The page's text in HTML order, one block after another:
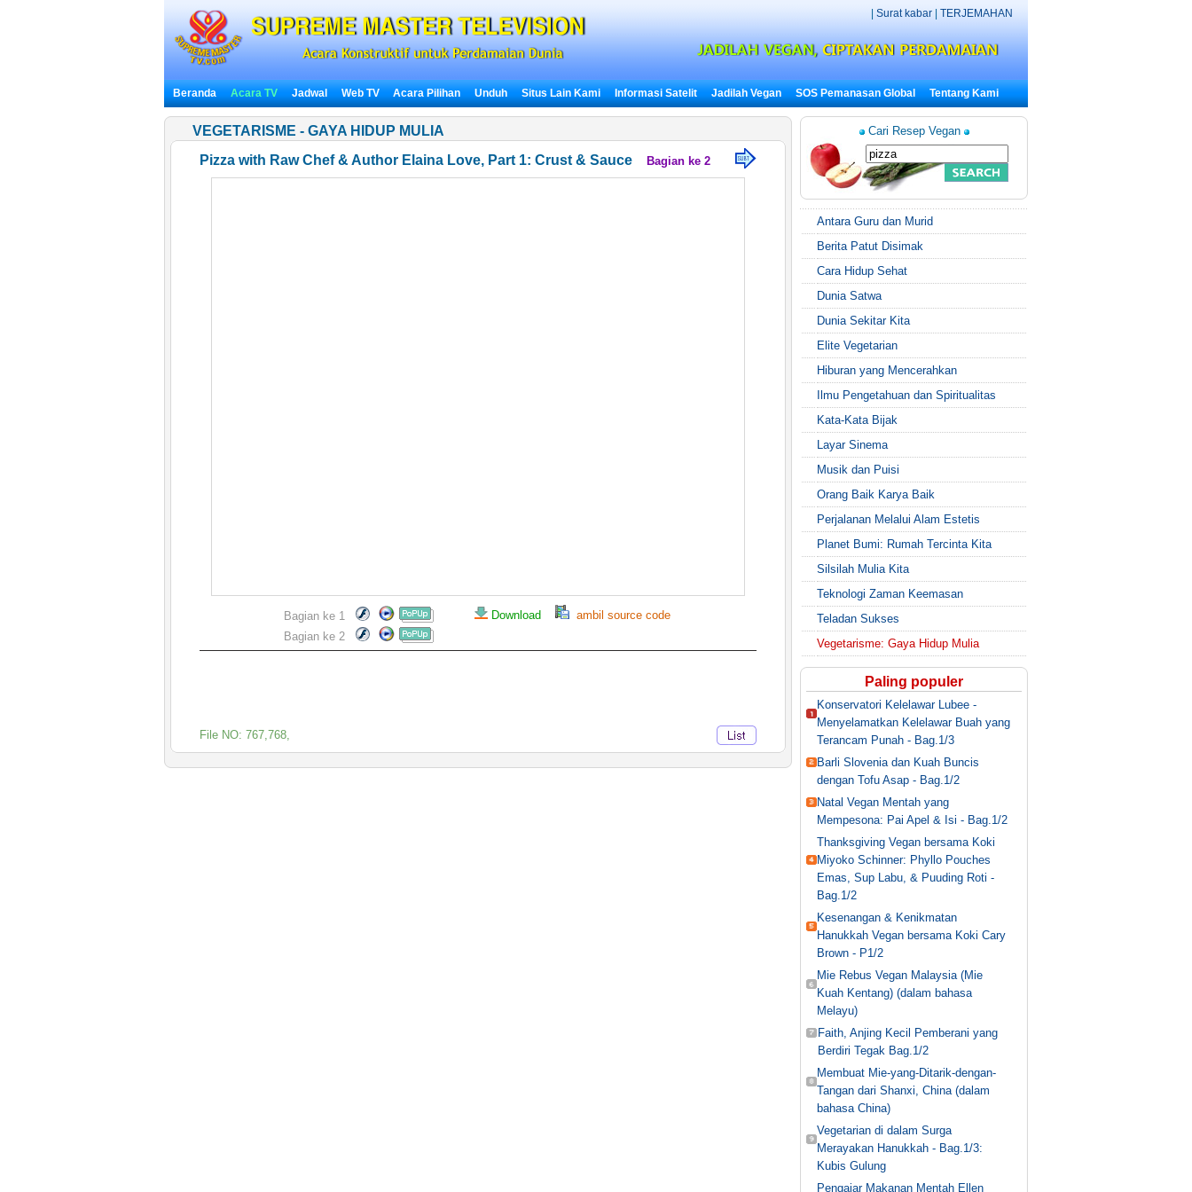
Surat kabar TERJEMAHAN
Beranda Acara TV Jadwal Web TV Acara Pilihan Unduh Situs Lain Kami Informasi Satelit Jadilah Vegan SOS Pemanasan Global Tentang Kami
VEGETARISME - GAYA HIDUP MULIA
Pizza with Raw Chef & Author Elaina Love, Part 1: Crust & Sauce Bagian ke 2
Bagian ke 1
Bagian ke 2
Download ambil source code
File NO: 767,768,
Cari Resep Vegan
Antara Guru dan Murid
Berita Patut Disimak
Cara Hidup Sehat
Dunia Satwa
Dunia Sekitar Kita
Elite Vegetarian
Hiburan yang Mencerahkan
Ilmu Pengetahuan dan Spiritualitas
Kata-Kata Bijak
Layar Sinema
Musik dan Puisi
Orang Baik Karya Baik
Perjalanan Melalui Alam Estetis
Planet Bumi: Rumah Tercinta Kita
Silsilah Mulia Kita
Teknologi Zaman Keemasan
Teladan Sukses
Vegetarisme: Gaya Hidup Mulia
Paling populer
Konservatori Kelelawar Lubee -
Menyelamatkan Kelelawar Buah yang
Terancam Punah - Bag.1/3
Barli Slovenia dan Kuah Buncis
dengan Tofu Asap - Bag.1/2
Natal Vegan Mentah yang
Mempesona: Pai Apel & Isi - Bag.1/2
Thanksgiving Vegan bersama Koki
Miyoko Schinner: Phyllo Pouches
Emas, Sup Labu, & Puuding Roti -
Bag.1/2
Kesenangan & Kenikmatan
Hanukkah Vegan bersama Koki Cary
Brown - P1/2
Mie Rebus Vegan Malaysia (Mie
Kuah Kentang) (dalam bahasa
Melayu)
Faith, Anjing Kecil Pemberani yang
Berdiri Tegak Bag.1/2
Membuat Mie-yang-Ditarik-dengan-
Tangan dari Shanxi, China (dalam
bahasa China)
Vegetarian di dalam Surga
Merayakan Hanukkah - Bag.1/3:
Kubis Gulung
Pengajar Makanan Mentah Ellen